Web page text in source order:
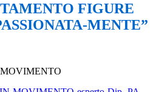
FIGURE
MENTE”